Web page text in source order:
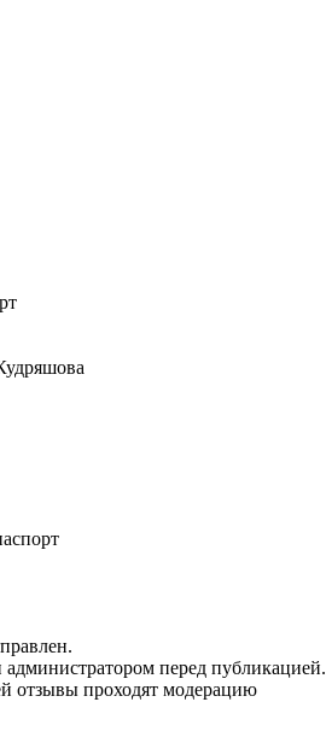
администратором перед публикацией.
отзывы проходят модерацию